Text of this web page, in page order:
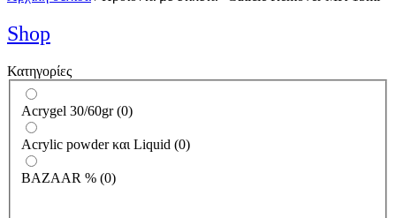
Shop
Κατηγορίες
Acrygel 30/60gr (0)
Acrylic powder και Liquid (0)
BAZAAR % (0)